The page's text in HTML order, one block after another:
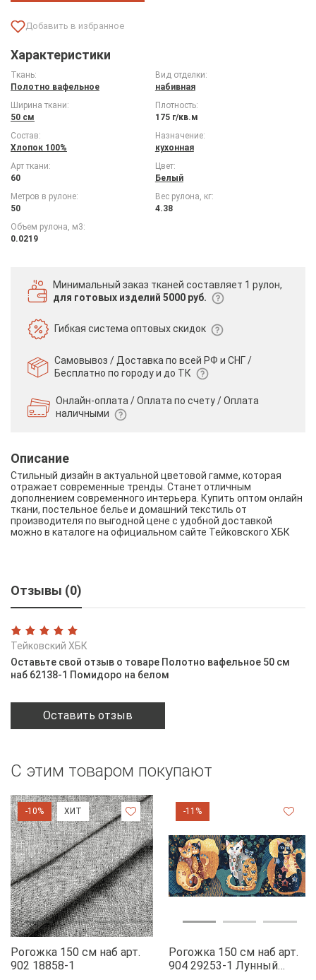
Характеристики
Ткань:
Полотно вафельное
Вид отделки:
набивная
Ширина ткани:
50 см
Плотность:
175 г/кв.м
Состав:
Хлопок 100%
Назначение:
кухонная
Арт ткани:
60
Цвет:
Белый
Метров в рулоне:
50
Вес рулона, кг:
4.38
Объем рулона, м3:
0.0219
Минимальный заказ тканей составляет 1 рулон,
для готовых изделий 5000 руб.
Гибкая системаоптовых скидок
Самовывоз / Доставка по всей РФ и СНГ /
Бесплатно по городу и до ТК
Онлайн-оплата / Оплата по счету /Оплата
наличными
Описание
Стильный дизайн в актуальной цветовой гамме, которая
отражает современные тренды. Станет отличным
дополнением современного интерьера. Купить оптом онлайн
ткани, постельное белье и домашний текстиль от
производителя по выгодной цене с удобной доставкой
можно в каталоге на официальном сайте Тейковского ХБК
Отзывы (0)
Тейковский ХБК
Оставьте свой отзыв о товаре Полотно вафельное 50 см
наб 62138-1 Помидоро на белом
Оставить отзыв
С этим товаром покупают
-10% ХИТ
Рогожка 150 см наб арт.
902 18858-1
-11%
Рогожка 150 см наб арт.
904 29253-1 Лунный